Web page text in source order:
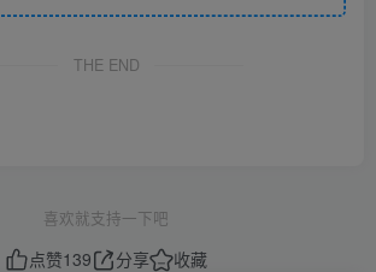
THE END
喜欢就支持一下吧
点赞139 分享
收藏